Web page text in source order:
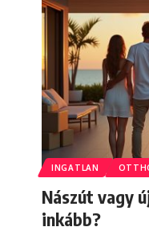
INGATLAN
Nászút vagy
inkább?